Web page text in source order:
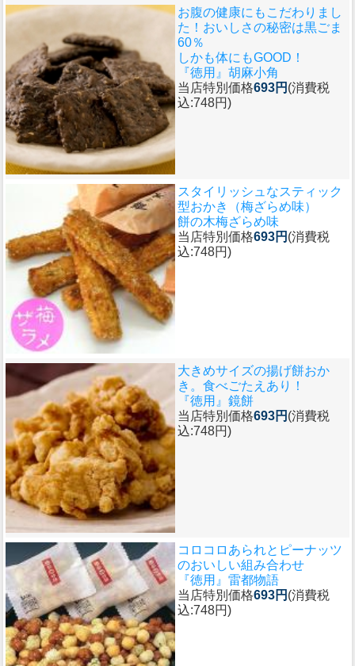
お腹の健康にもこだわりまし
た！おいしさの秘密は黒ごま
60％
しかも体にもGOOD！
『徳用』胡麻小角
当店特別価格693円 (消費税
込:748円)
スタイリッシュなスティック
型おかき（梅ざらめ味）
餅の木梅ざらめ味
当店特別価格693円 (消費税
込:748円)
大きめサイズの揚げ餅おか
き。食べごたえあり！
『徳用』鏡餅
当店特別価格693円 (消費税
込:748円)
コロコロあられとピーナッツ
のおいしい組み合わせ
『徳用』雷都物語
当店特別価格693円 (消費税
込:748円)